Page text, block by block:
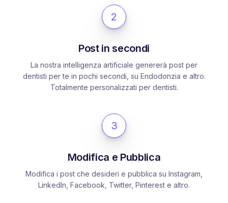
2
Post in secondi
La nostra intelligenza artificiale genererà post per
dentisti per te in pochi secondi, su Endodonzia e altro.
Totalmente personalizzati per dentisti.
3
Modifica e Pubblica
Modifica i post che desideri e pubblica su Instagram,
LinkedIn, Facebook, Twitter, Pinterest e altro.